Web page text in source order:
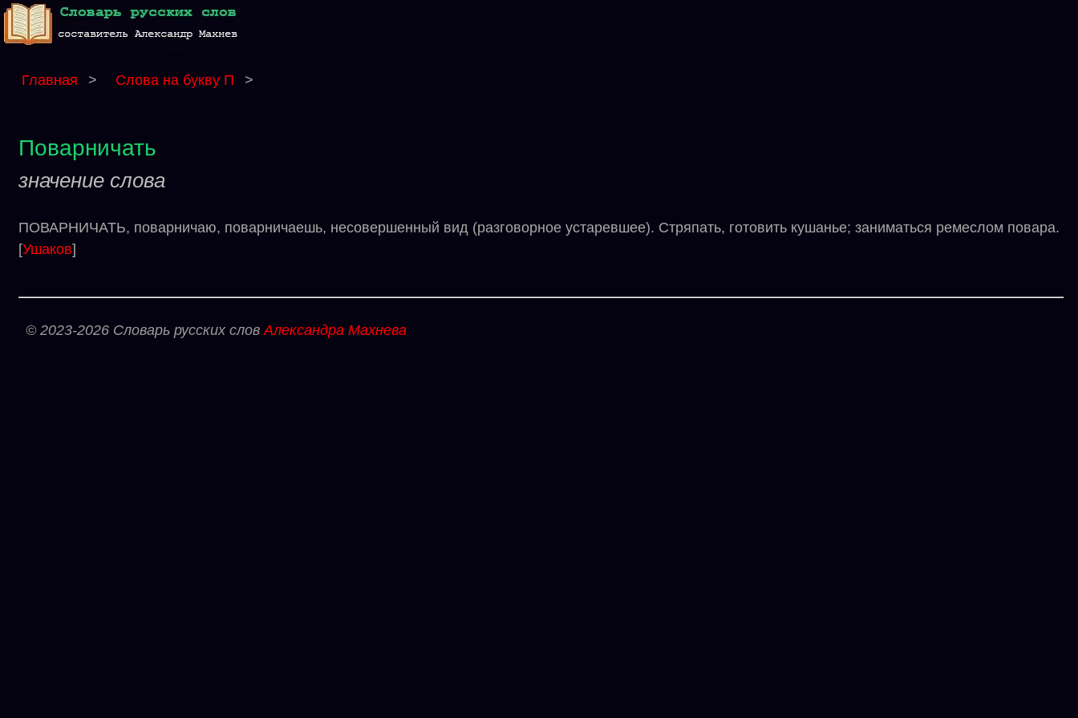
Главная > Слова на букву П >
Поварничать
значение слова
ПОВАРНИЧАТЬ, поварничаю, поварничаешь, несовершенный вид (разговорное устаревшее). Стряпать, готовить кушанье; заниматься ремеслом повара.
[Ушаков]
© 2023-2026 Словарь русских словАлександра Махнева